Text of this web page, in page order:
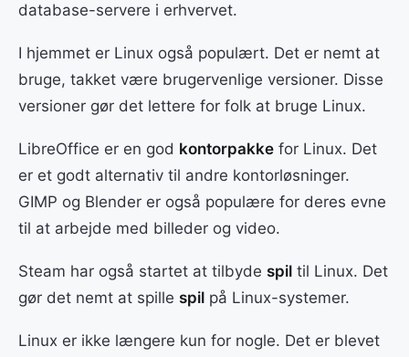
database-servere i erhvervet.
I hjemmet er Linux også populært. Det er nemt at
bruge, takket være brugervenlige versioner. Disse
versioner gør det lettere for folk at bruge Linux.
LibreOffice er en god kontorpakke for Linux. Det
er et godt alternativ til andre kontorløsninger.
GIMP og Blender er også populære for deres evne
til at arbejde med billeder og video.
Steam har også startet at tilbyde spil til Linux. Det
gør det nemt at spille spil på Linux-systemer.
Linux er ikke længere kun for nogle. Det er blevet